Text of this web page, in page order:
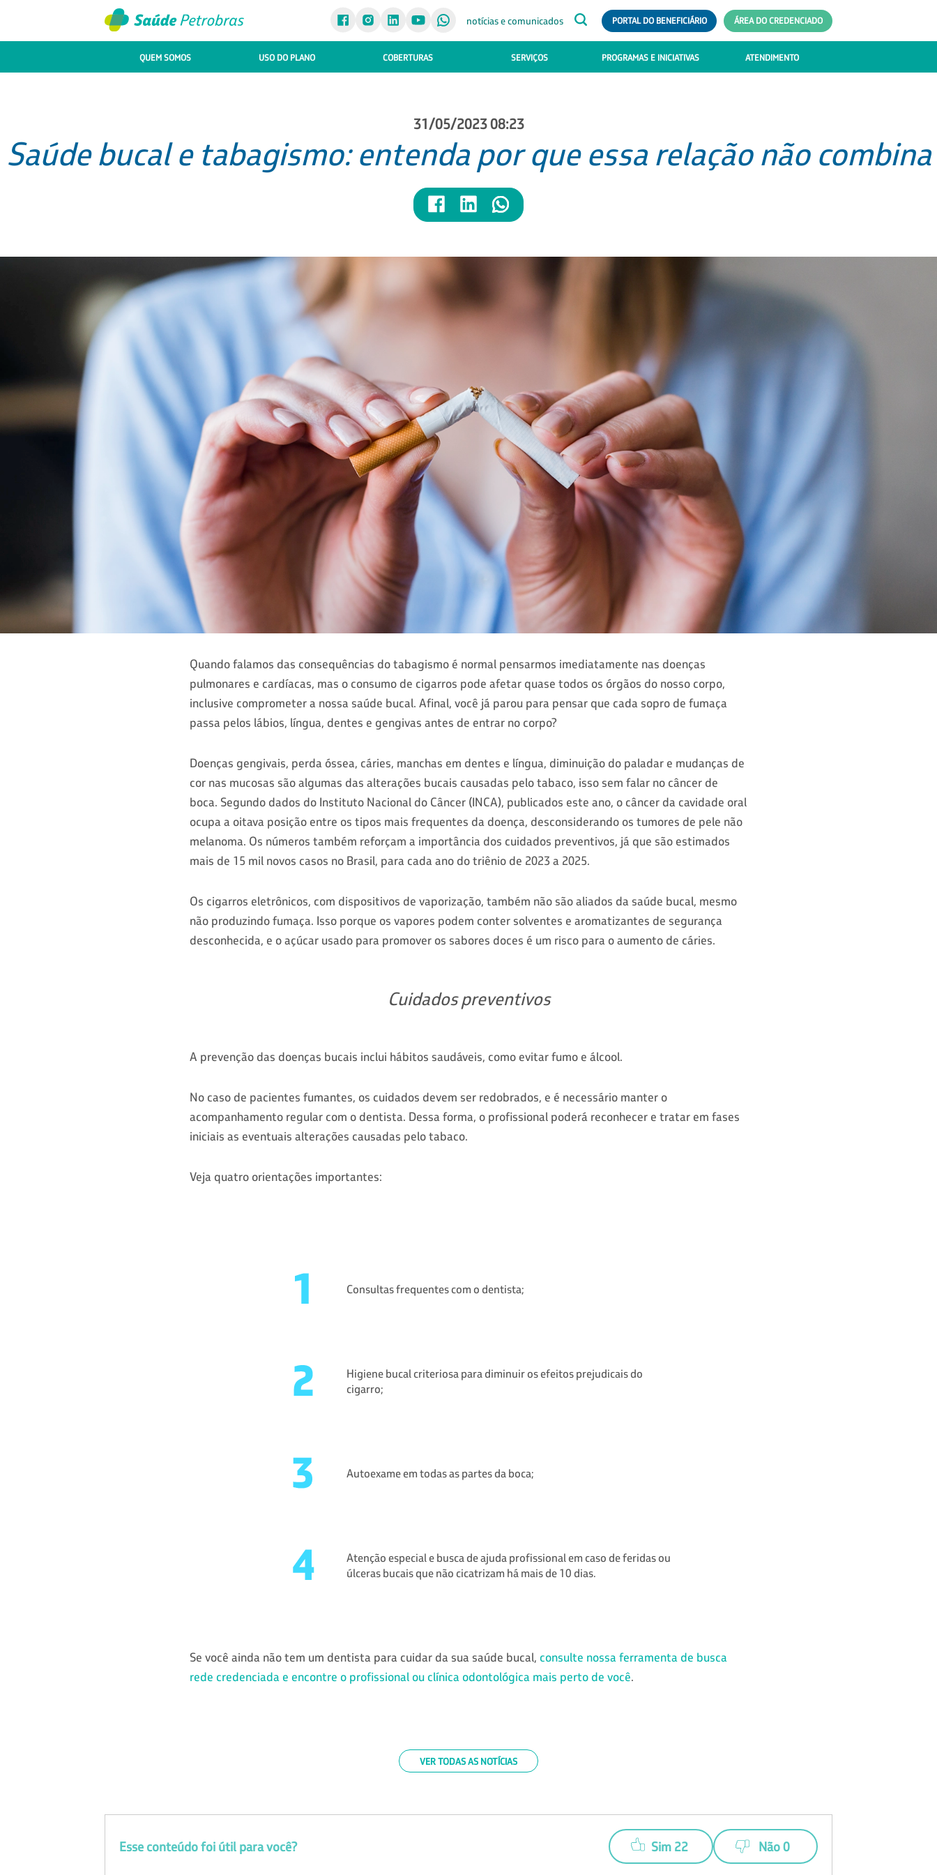
notícias e comunicados PORTAL DO BENEFICIÁRIO ÁREA DO CREDENCIADO
QUEM SOMOS USO DO PLANO COBERTURAS SERVIÇOS PROGRAMAS E INICIATIVAS ATENDIMENTO
31/05/2023 08:23
Saúde bucal e tabagismo: entenda por que essa relação não combina
Quando falamos das consequências do tabagismo é normal pensarmos imediatamente nas doenças
pulmonares e cardíacas, mas o consumo de cigarros pode afetar quase todos os órgãos do nosso corpo,
inclusive comprometer a nossa saúde bucal. Afinal, você já parou para pensar que cada sopro de fumaça
passa pelos lábios, língua, dentes e gengivas antes de entrar no corpo?
Doenças gengivais, perda óssea, cáries, manchas em dentes e língua, diminuição do paladar e mudanças de
cor nas mucosas são algumas das alterações bucais causadas pelo tabaco, isso sem falar no câncer de
boca. Segundo dados do Instituto Nacional do Câncer (INCA), publicados este ano, o câncer da cavidade oral
ocupa a oitava posição entre os tipos mais frequentes da doença, desconsiderando os tumores de pele não
melanoma. Os números também reforçam a importância dos cuidados preventivos, já que são estimados
mais de 15 mil novos casos no Brasil, para cada ano do triênio de 2023 a 2025.
Os cigarros eletrônicos, com dispositivos de vaporização, também não são aliados da saúde bucal, mesmo
não produzindo fumaça. Isso porque os vapores podem conter solventes e aromatizantes de segurança
desconhecida, e o açúcar usado para promover os sabores doces é um risco para o aumento de cáries.
Cuidados preventivos
A prevenção das doenças bucais inclui hábitos saudáveis, como evitar fumo e álcool.
No caso de pacientes fumantes, os cuidados devem ser redobrados, e é necessário manter o
acompanhamento regular com o dentista. Dessa forma, o profissional poderá reconhecer e tratar em fases
iniciais as eventuais alterações causadas pelo tabaco.
Veja quatro orientações importantes:
Consultas frequentes com o dentista;
Higiene bucal criteriosa para diminuir os efeitos prejudicais do
cigarro;
Autoexame em todas as partes da boca;
Atenção especial e busca de ajuda profissional em caso de feridas ou
úlceras bucais que não cicatrizam há mais de 10 dias.
Se você ainda não tem um dentista para cuidar da sua saúde bucal, consulte nossa ferramenta de busca
rede credenciada e encontre o profissional ou clínica odontológica mais perto de você.
VER TODAS AS NOTÍCIAS
Esse conteúdo foi útil para você? Sim 22 Não 0